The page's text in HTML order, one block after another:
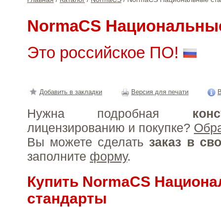
NormaCS
Это российское ПО!
Добавить в закладки Версия для печати
Нужна подробная
лицензированию и покупке?
Вы можете сделать заказ в
заполните форму.
Купить NormaCS
стандарты